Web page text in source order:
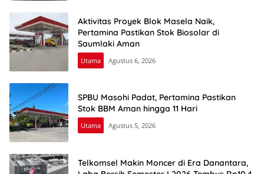
Aktivitas Proyek Blok Masela Naik,
Pertamina Pastikan Stok Biosolar di
Saumlaki Aman
Utama Agustus 6, 2026
SPBU Masohi Padat, Pertamina Pastikan
Stok BBM Aman hingga 11 Hari
Utama Agustus 5, 2026
Telkomsel Makin Moncer di Era Danantara,